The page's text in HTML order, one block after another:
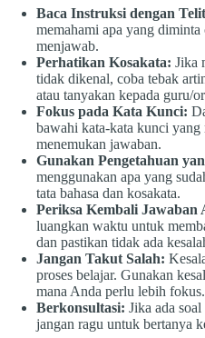
Baca Instruksi dengan
memahami apa yang diminta
menjawab.
Perhatikan Kosakata: Jika
tidak dikenal, coba tebak
atau tanyakan kepada guru/
Fokus pada Kata Kunci:
bawahi kata-kata kunci yang
menemukan jawaban.
Gunakan Pengetahuan
menggunakan apa yang
tata bahasa dan kosakata.
Periksa Kembali Jawaban
luangkan waktu untuk
dan pastikan tidak ada
Jangan Takut Salah:
proses belajar. Gunakan
mana Anda perlu lebih fokus.
Berkonsultasi: Jika ada
jangan ragu untuk bertanya